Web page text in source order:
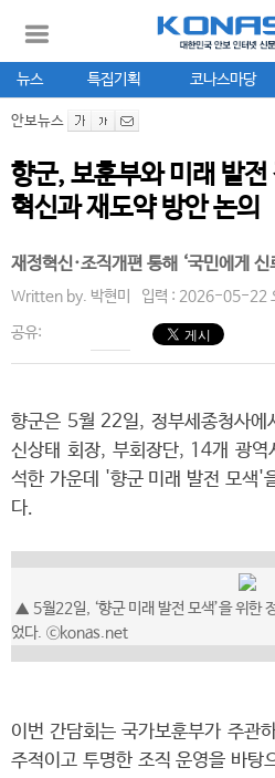
뉴스 특집기획 코나스마당
안보뉴스
향군, 보훈부와 미래 발
혁신과 재도약 방안 논의
재정혁신·조직개편 통해 ‘국민에게 신
Written by. 박현미 입력 : 2026-05-22
공유:
향군은 5월 22일, 정부세종청사에
신상태 회장, 부회장단, 14개 광
석한 가운데 '향군 미래 발전 모색'
다.
▲ 5월22일, ‘향군 미래 발전 모색’을 위한
었다. ⓒkonas.net
이번 간담회는 국가보훈부가 주관
주적이고 투명한 조직 운영을 바탕